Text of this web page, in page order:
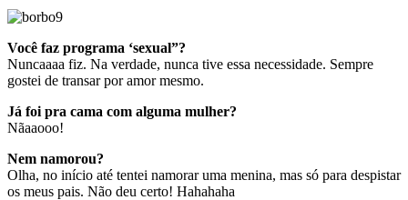
Você faz programa ‘sexual”?
Nuncaaaa fiz. Na verdade, nunca tive essa necessidade. Sempre
gostei de transar por amor mesmo.
Já foi pra cama com alguma mulher?
Nãaaooo!
Nem namorou?
Olha, no início até tentei namorar uma menina, mas só para despistar
os meus pais. Não deu certo! Hahahaha